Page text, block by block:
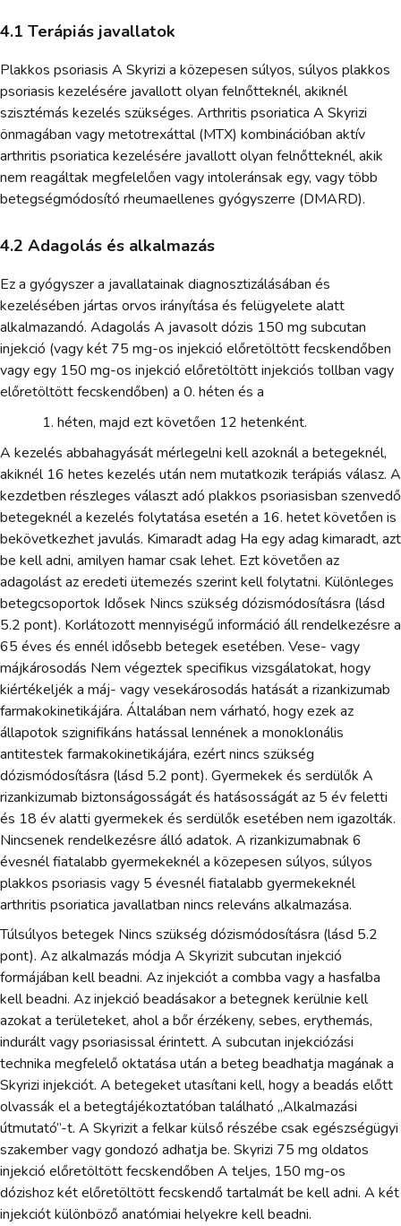
4.1 Terápiás javallatok
Plakkos psoriasis A Skyrizi a közepesen súlyos, súlyos plakkos
psoriasis kezelésére javallott olyan felnőtteknél, akiknél
szisztémás kezelés szükséges. Arthritis psoriatica A Skyrizi
önmagában vagy metotrexáttal (MTX) kombinációban aktív
arthritis psoriatica kezelésére javallott olyan felnőtteknél, akik
nem reagáltak megfelelően vagy intoleránsak egy, vagy több
betegségmódosító rheumaellenes gyógyszerre (DMARD).
4.2 Adagolás és alkalmazás
Ez a gyógyszer a javallatainak diagnosztizálásában és
kezelésében jártas orvos irányítása és felügyelete alatt
alkalmazandó. Adagolás A javasolt dózis 150 mg subcutan
injekció (vagy két 75 mg-os injekció előretöltött fecskendőben
vagy egy 150 mg-os injekció előretöltött injekciós tollban vagy
előretöltött fecskendőben) a 0. héten és a
héten, majd ezt követően 12 hetenként.
A kezelés abbahagyását mérlegelni kell azoknál a betegeknél,
akiknél 16 hetes kezelés után nem mutatkozik terápiás válasz. A
kezdetben részleges választ adó plakkos psoriasisban szenvedő
betegeknél a kezelés folytatása esetén a 16. hetet követően is
bekövetkezhet javulás. Kimaradt adag Ha egy adag kimaradt, azt
be kell adni, amilyen hamar csak lehet. Ezt követően az
adagolást az eredeti ütemezés szerint kell folytatni. Különleges
betegcsoportok Idősek Nincs szükség dózismódosításra (lásd
5.2 pont). Korlátozott mennyiségű információ áll rendelkezésre a
65 éves és ennél idősebb betegek esetében. Vese- vagy
májkárosodás Nem végeztek specifikus vizsgálatokat, hogy
kiértékeljék a máj- vagy vesekárosodás hatását a rizankizumab
farmakokinetikájára. Általában nem várható, hogy ezek az
állapotok szignifikáns hatással lennének a monoklonális
antitestek farmakokinetikájára, ezért nincs szükség
dózismódosításra (lásd 5.2 pont). Gyermekek és serdülők A
rizankizumab biztonságosságát és hatásosságát az 5 év feletti
és 18 év alatti gyermekek és serdülők esetében nem igazolták.
Nincsenek rendelkezésre álló adatok. A rizankizumabnak 6
évesnél fiatalabb gyermekeknél a közepesen súlyos, súlyos
plakkos psoriasis vagy 5 évesnél fiatalabb gyermekeknél
arthritis psoriatica javallatban nincs releváns alkalmazása.
Túlsúlyos betegek Nincs szükség dózismódosításra (lásd 5.2
pont). Az alkalmazás módja A Skyrizit subcutan injekció
formájában kell beadni. Az injekciót a combba vagy a hasfalba
kell beadni. Az injekció beadásakor a betegnek kerülnie kell
azokat a területeket, ahol a bőr érzékeny, sebes, erythemás,
indurált vagy psoriasissal érintett. A subcutan injekciózási
technika megfelelő oktatása után a beteg beadhatja magának a
Skyrizi injekciót. A betegeket utasítani kell, hogy a beadás előtt
olvassák el a betegtájékoztatóban található „Alkalmazási
útmutató”-t. A Skyrizit a felkar külső részébe csak egészségügyi
szakember vagy gondozó adhatja be. Skyrizi 75 mg oldatos
injekció előretöltött fecskendőben A teljes, 150 mg-os
dózishoz két előretöltött fecskendő tartalmát be kell adni. A két
injekciót különböző anatómiai helyekre kell beadni.